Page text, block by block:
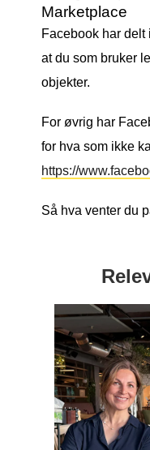
Marketplace
Facebook har delt
at du som bruker
objekter.
For øvrig har
for hva som ikke
https://
Så hva venter du